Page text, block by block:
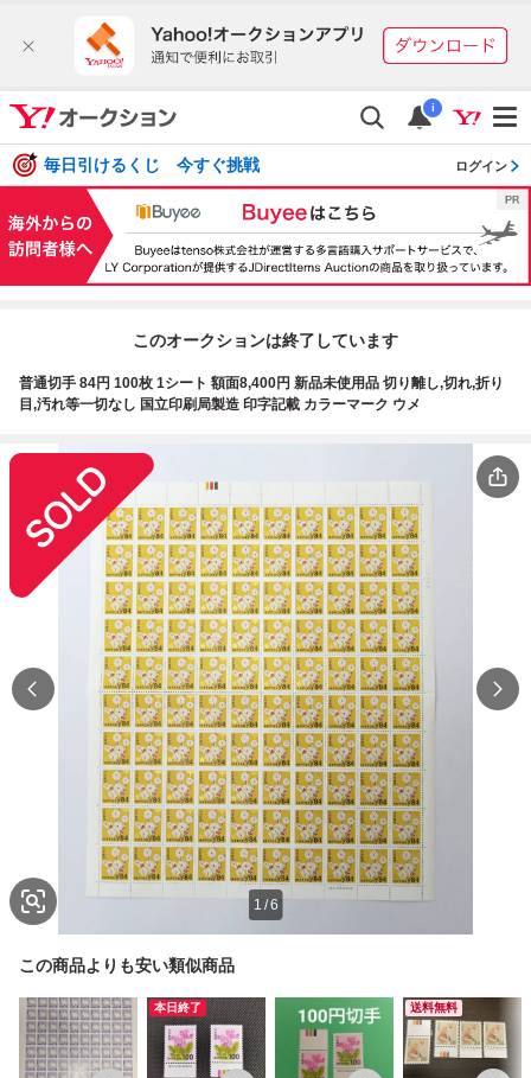
i
毎日引けるくじ 今すぐ挑戦 ログイン
このオークションは終了しています
普通切手 84円 100枚 1シート 額面8,400円 新品未使用品 切り離し,切れ,折り
目,汚れ等一切なし 国立印刷局製造 印字記載 カラーマーク ウメ
1 /6
この商品よりも安い類似商品
本日終了 送料無料